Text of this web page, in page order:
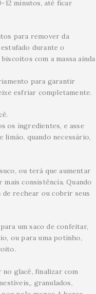
12 minutos, até ficar
para remover da
durante o
com a massa ainda
para garantir
esfriar completamente.
os ingredientes, e asse
limão, quando necessário,
ou terá que aumentar
mais consistência. Quando
rechear ou cobrir seus
um saco de confeitar,
ou para uma potinho,
glacê, finalizar com
granulados,